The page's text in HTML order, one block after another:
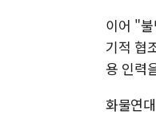
이어 "
기적 협
용 인력
화물연